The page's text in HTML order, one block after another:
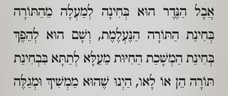
אֲבָל הַנֶּדֶר הוּא בְּחִינָה לְמַעְלָה מֵהַתּוֹרָה
בְּחִינַת הַתּוֹרָה הַנֶּעְלֶמֶת, וְשָׁם הוּא לְהֵפֶךְ
בְּחִינַת הַמְשָׁכַת הַחִיּוּת מֵעֵלָּא לְתַתָּא בִּבְחִינַת
תּוֹרָה הֵן אוֹ לָאו, הַיְנוּ שֶׁהוּא מַמְשִׁיךְ וּמְגַלֶּה